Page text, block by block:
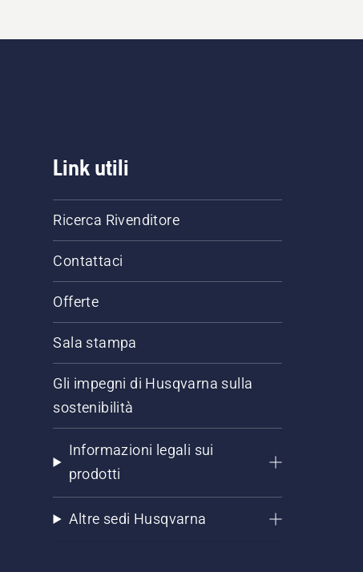
Link utili
Ricerca Rivenditore
Contattaci
Offerte
Sala stampa
Gli impegni di Husqvarna sulla
sostenibilità
Informazioni legali sui
prodotti
Altre sedi Husqvarna